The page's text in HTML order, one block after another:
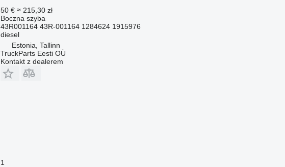
50 € ≈ 215,30 zł
Boczna szyba
43R001164 43R-001164 1284624 1915976
diesel
Estonia, Tallinn
TruckParts Eesti OÜ
Kontakt z dealerem
1